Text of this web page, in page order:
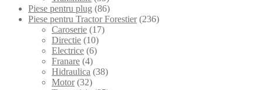
Piese pentru plug (86)
Piese pentru Tractor Forestier (236)
Caroserie (17)
Directie (10)
Electrice (6)
Franare (4)
Hidraulica (38)
Motor (32)